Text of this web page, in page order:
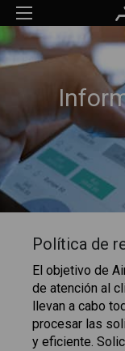
Política de
El objetivo de
de atención al
llevan a cabo
procesar las
y eficiente.